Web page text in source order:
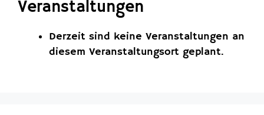
Veranstaltungen
Derzeit sind keine Veranstaltungen an
diesem Veranstaltungsort geplant.